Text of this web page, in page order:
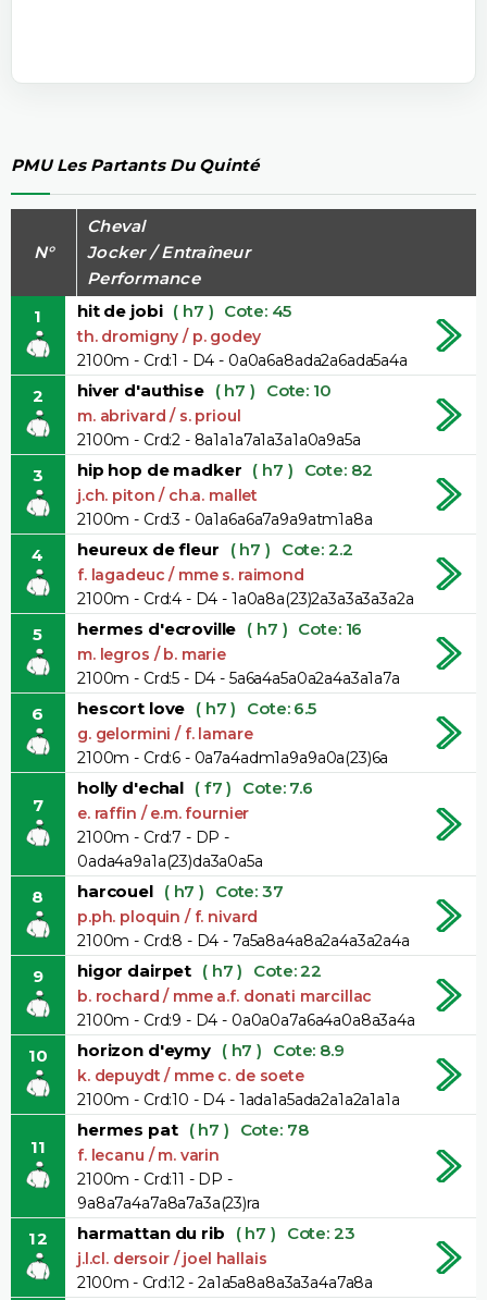
PMU Les Partants Du Quinté
N°
Cheval
Jocker / Entraîneur
Performance
1
hit de jobi ( h7 ) Cote: 45
th. dromigny / p. godey
2100m - Crd:1 - D4 - 0a0a6a8ada2a6ada5a4a
2 hiver d'authise ( h7 ) Cote: 10
m. abrivard / s. prioul
2100m - Crd:2 - 8a1a1a7a1a3a1a0a9a5a
3 hip hop de madker ( h7 ) Cote: 82
j.ch. piton / ch.a. mallet
2100m - Crd:3 - 0a1a6a6a7a9a9atm1a8a
4 heureux de fleur ( h7 ) Cote: 2.2
f. lagadeuc / mme s. raimond
2100m - Crd:4 - D4 - 1a0a8a(23)2a3a3a3a3a2a
5 hermes d'ecroville ( h7 ) Cote: 16
m. legros / b. marie
2100m - Crd:5 - D4 - 5a6a4a5a0a2a4a3a1a7a
6 hescort love ( h7 ) Cote: 6.5
g. gelormini / f. lamare
2100m - Crd:6 - 0a7a4adm1a9a9a0a(23)6a
7
holly d'echal ( f7 ) Cote: 7.6
e. raffin / e.m. fournier
2100m - Crd:7 - DP -
0ada4a9a1a(23)da3a0a5a
8 harcouel ( h7 ) Cote: 37
p.ph. ploquin / f. nivard
2100m - Crd:8 - D4 - 7a5a8a4a8a2a4a3a2a4a
9 higor dairpet ( h7 ) Cote: 22
b. rochard / mme a.f. donati marcillac
2100m - Crd:9 - D4 - 0a0a0a7a6a4a0a8a3a4a
10 horizon d'eymy ( h7 ) Cote: 8.9
k. depuydt / mme c. de soete
2100m - Crd:10 - D4 - 1ada1a5ada2a1a2a1a1a
11
hermes pat ( h7 ) Cote: 78
f. lecanu / m. varin
2100m - Crd:11 - DP -
9a8a7a4a7a8a7a3a(23)ra
12 harmattan du rib ( h7 ) Cote: 23
j.l.cl. dersoir / joel hallais
2100m - Crd:12 - 2a1a5a8a8a3a3a4a7a8a